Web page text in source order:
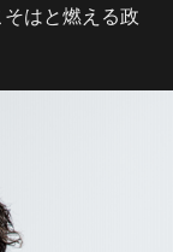
はと燃える政